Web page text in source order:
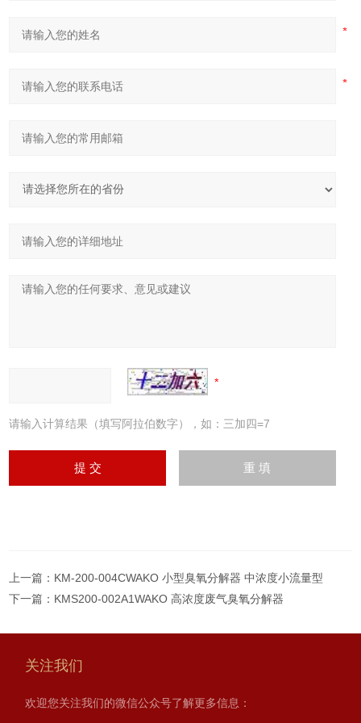
请输入计算结果（填写阿拉伯数字），如：三加四=7
上一篇： KM-200-004CWAKO 小型臭氧分解器 中浓度小流量型
下一篇： KMS200-002A1WAKO 高浓度废气臭氧分解器
关注我们
欢迎您关注我们的微信公众号了解更多信息：